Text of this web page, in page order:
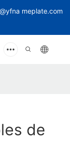
meplate.com
de